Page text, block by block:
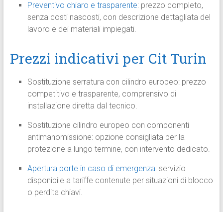
Preventivo chiaro e trasparente: prezzo completo,
senza costi nascosti, con descrizione dettagliata del
lavoro e dei materiali impiegati.
Prezzi indicativi per Cit Turin
Sostituzione serratura con cilindro europeo: prezzo
competitivo e trasparente, comprensivo di
installazione diretta dal tecnico.
Sostituzione cilindro europeo con componenti
antimanomissione: opzione consigliata per la
protezione a lungo termine, con intervento dedicato.
Apertura porte in caso di emergenza: servizio
disponibile a tariffe contenute per situazioni di blocco
o perdita chiavi.